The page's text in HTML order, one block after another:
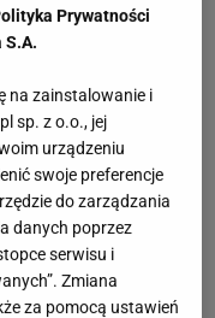
Prywatności
S.A.
na zainstalowanie i
sp. z o.o., jej
urządzeniu
swoje preferencje
do zarządzania
danych poprzez
serwisu i
Zmiana
za pomocą ustawień